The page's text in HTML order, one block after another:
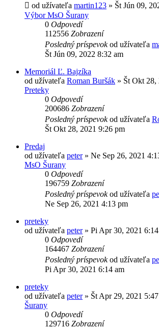
od užívateľa martin123 » Št Jún 09,
Výbor MsO Šurany
0 Odpovedí
112556 Zobrazení
Posledný príspevokod užívateľa
Št Jún 09, 2022 8:32 am
Memoriál Ľ. Bajzíka
od užívateľa Roman Buršák » Št Okt 28,
Preteky
0 Odpovedí
200686 Zobrazení
Posledný príspevokod užívateľa
Št Okt 28, 2021 9:26 pm
Predaj
od užívateľa peter» Ne Sep 26, 2021
MsO Šurany
0 Odpovedí
196759 Zobrazení
Posledný príspevokod užívateľa
Ne Sep 26, 2021 4:13 pm
preteky
od užívateľa peter» Pi Apr 30, 2021
0 Odpovedí
164467 Zobrazení
Posledný príspevokod užívateľa
Pi Apr 30, 2021 6:14 am
preteky
od užívateľa peter» Št Apr 29, 2021
Šurany
0 Odpovedí
129716 Zobrazení